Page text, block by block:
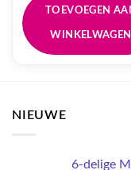
TOEVOEGEN
WINKELWAGEN
NIEUWE
6-delige